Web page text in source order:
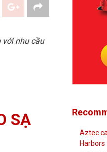
nhu cầu
SẠ
Aztec
Harbors